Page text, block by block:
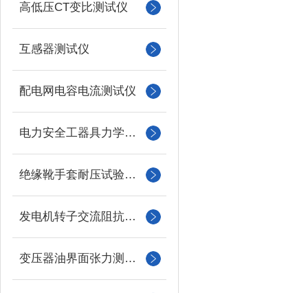
高低压CT变比测试仪
互感器测试仪
配电网电容电流测试仪
电力安全工器具力学性能试验机
绝缘靴手套耐压试验装置
发电机转子交流阻抗测试仪
变压器油界面张力测试仪